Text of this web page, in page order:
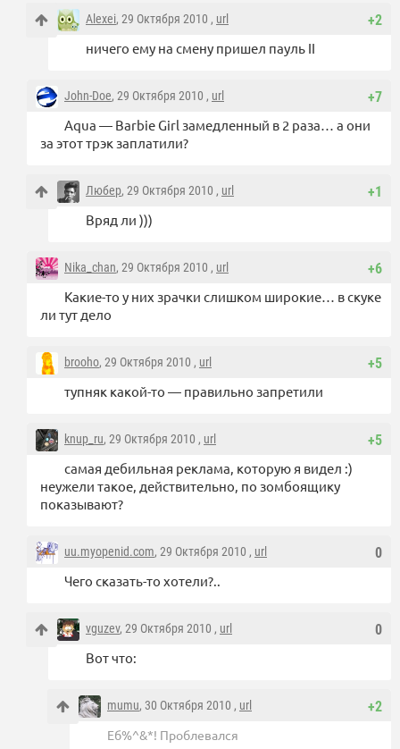
+2
Alexei, 29 Октября 2010 , url
ничего ему на смену пришел пауль II
+7
John-Doe, 29 Октября 2010 , url
Aqua — Barbie Girl замедленный в 2 раза… а они
за этот трэк заплатили?
+1
Любер, 29 Октября 2010 , url
Вряд ли )))
+6
Nika_chan, 29 Октября 2010 , url
Какие-то у них зрачки слишком широкие… в скуке
ли тут дело
+5
brooho, 29 Октября 2010 , url
тупняк какой-то — правильно запретили
+5
knup_ru, 29 Октября 2010 , url
самая дебильная реклама, которую я видел :)
неужели такое, действительно, по зомбоящику
показывают?
0
uu.myopenid.com, 29 Октября 2010 , url
Чего сказать-то хотели?..
0
vguzev, 29 Октября 2010 , url
Вот что:
+2
mumu, 30 Октября 2010 , url
Еб%^&*! Проблевался